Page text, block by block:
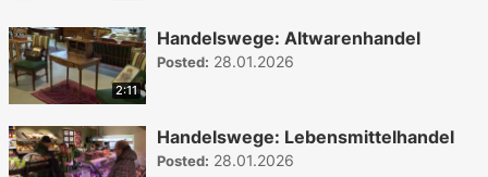
2:11
Handelswege: Altwarenhandel
Posted: 28.01.2026
Handelswege: Lebensmittelhandel
Posted: 28.01.2026